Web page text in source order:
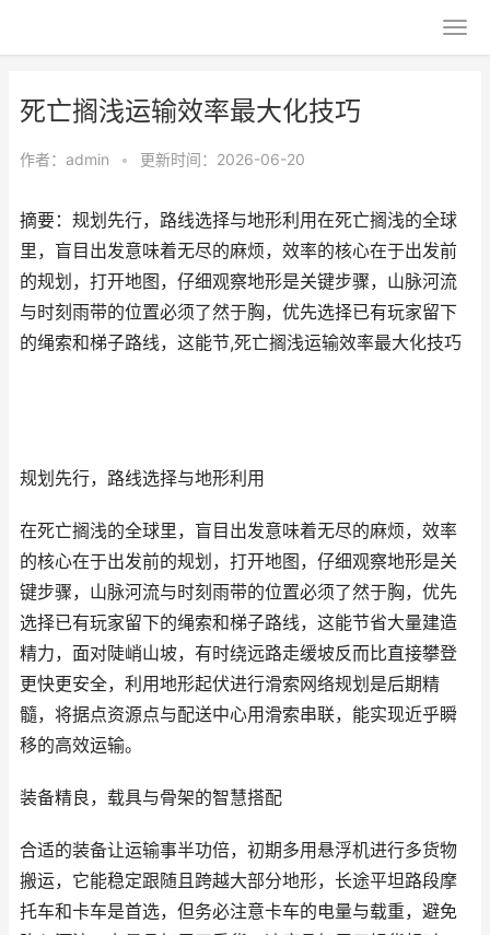
死亡搁浅运输效率最大化技巧
作者： admin • 更新时间：2026-06-20
摘要：规划先行，路线选择与地形利用在死亡搁浅的全球
里，盲目出发意味着无尽的麻烦，效率的核心在于出发前
的规划，打开地图，仔细观察地形是关键步骤，山脉河流
与时刻雨带的位置必须了然于胸，优先选择已有玩家留下
的绳索和梯子路线，这能节,死亡搁浅运输效率最大化技巧
规划先行，路线选择与地形利用
在死亡搁浅的全球里，盲目出发意味着无尽的麻烦，效率
的核心在于出发前的规划，打开地图，仔细观察地形是关
键步骤，山脉河流与时刻雨带的位置必须了然于胸，优先
选择已有玩家留下的绳索和梯子路线，这能节省大量建造
精力，面对陡峭山坡，有时绕远路走缓坡反而比直接攀登
更快更安全，利用地形起伏进行滑索网络规划是后期精
髓，将据点资源点与配送中心用滑索串联，能实现近乎瞬
移的高效运输。
装备精良，载具与骨架的智慧搭配
合适的装备让运输事半功倍，初期多用悬浮机进行多货物
搬运，它能稳定跟随且跨越大部分地形，长途平坦路段摩
托车和卡车是首选，但务必注意卡车的电量与载重，避免